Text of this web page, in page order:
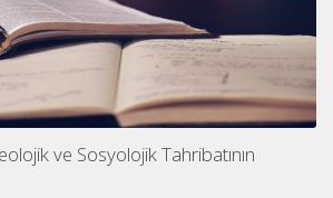
ve Sosyolojik Tahribatının